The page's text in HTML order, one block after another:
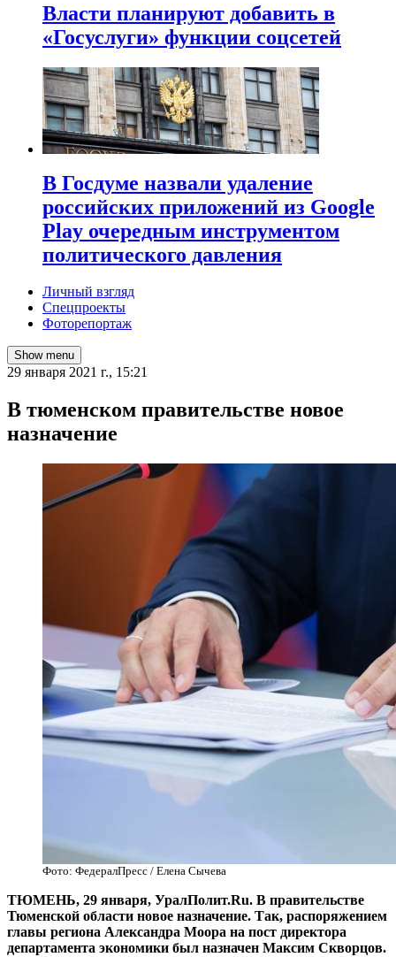
Власти планируют добавить в
«Госуслуги» функции соцсетей
В Госдуме назвали удаление
российских приложений из Google
Play очередным инструментом
политического давления
Личный взгляд
Спецпроекты
Фоторепортаж
Show menu
29 января 2021 г., 15:21
​В тюменском правительстве новое
назначение
Фото: ФедералПресс / Елена Сычева
ТЮМЕНЬ, 29 января, УралПолит.Ru. В правительстве
Тюменской области новое назначение. Так, распоряжением
главы региона Александра Моора на пост директора
департамента экономики был назначен Максим Скворцов.